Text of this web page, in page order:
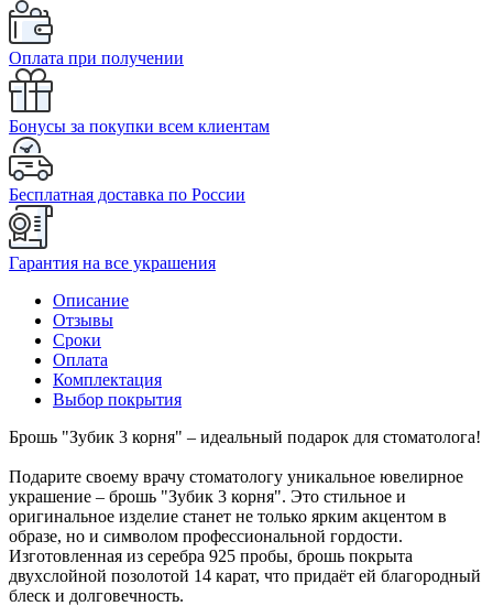
Оплата при получении
Бонусы за покупки всем клиентам
Бесплатная доставка по России
Гарантия на все украшения
Описание
Отзывы
Сроки
Оплата
Комплектация
Выбор покрытия
Брошь "Зубик 3 корня" – идеальный подарок для стоматолога!
Подарите своему врачу стоматологу уникальное ювелирное
украшение – брошь "Зубик 3 корня". Это стильное и
оригинальное изделие станет не только ярким акцентом в
образе, но и символом профессиональной гордости.
Изготовленная из серебра 925 пробы, брошь покрыта
двухслойной позолотой 14 карат, что придаёт ей благородный
блеск и долговечность.